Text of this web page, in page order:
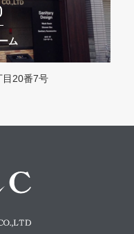
ム
目20番7号